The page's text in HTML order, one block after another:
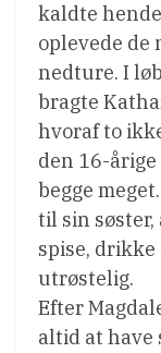
kaldte hende
oplevede de
nedture. I
bragte
hvoraf to
den 16-
begge
til sin
spise,
utrøstelig.
Efter
altid at have